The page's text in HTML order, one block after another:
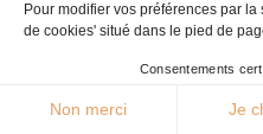
30°C Agenda
Cabrerets
Pour modifier vos préférences par
de cookies' situé dans le pied de
Consentements
Non merci Je